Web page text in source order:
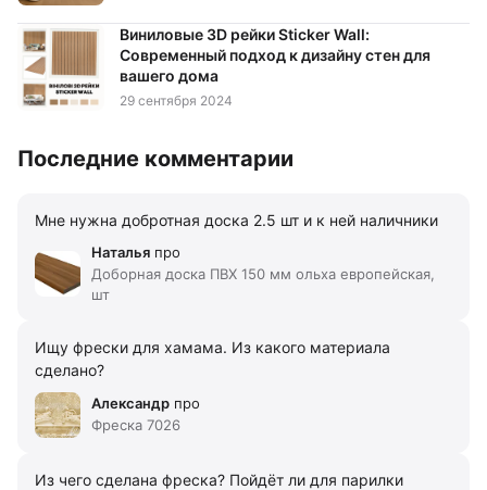
Виниловые 3D рейки Sticker Wall:
Современный подход к дизайну стен для
вашего дома
29 сентября 2024
Последние комментарии
Мне нужна добротная доска 2.5 шт и к ней наличники
Наталья про
Доборная доска ПВХ 150 мм ольха европейская,
шт
Ищу фрески для хамама. Из какого материала
сделано?
Александр про
Фреска 7026
Из чего сделана фреска? Пойдёт ли для парилки